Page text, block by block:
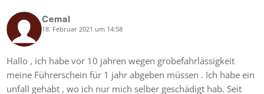
Cemal
says: 18. Februar 2021 um 14:58
Hallo , ich habe vor 10 jahren wegen grobefahrlässigkeit
meine Führerschein für 1 jahr abgeben müssen . Ich habe ein
unfall gehabt , wo ich nur mich selber geschädigt hab. Seit